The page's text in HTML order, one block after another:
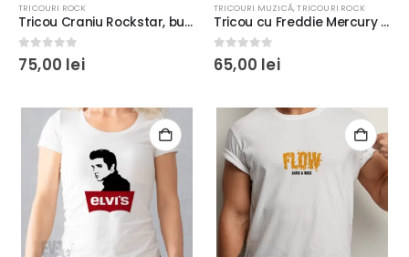
TRICOURI ROCK
Tricou Craniu Rockstar, bumbac 100%, culoare imprimeu la alegere
0 out of 5
75,00 lei
TRICOURI MUZICĂ,TRICOURI ROCK
Tricou cu Freddie Mercury – bumbac 100%, regular fit
0 out of 5
65,00 lei